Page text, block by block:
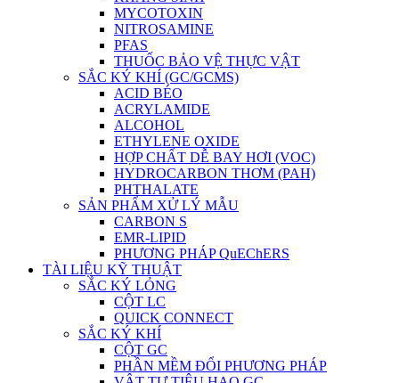
MYCOTOXIN
NITROSAMINE
PFAS
THUỐC BẢO VỆ THỰC VẬT
SẮC KÝ KHÍ (GC/GCMS)
ACID BÉO
ACRYLAMIDE
ALCOHOL
ETHYLENE OXIDE
HỢP CHẤT DỄ BAY HƠI (VOC)
HYDROCARBON THƠM (PAH)
PHTHALATE
SẢN PHẨM XỬ LÝ MẪU
CARBON S
EMR-LIPID
PHƯƠNG PHÁP QuEChERS
TÀI LIỆU KỸ THUẬT
SẮC KÝ LỎNG
CỘT LC
QUICK CONNECT
SẮC KÝ KHÍ
CỘT GC
PHẦN MỀM ĐỔI PHƯƠNG PHÁP